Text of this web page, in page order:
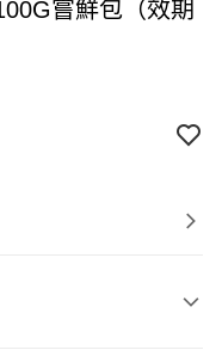
嘗鮮包（效期